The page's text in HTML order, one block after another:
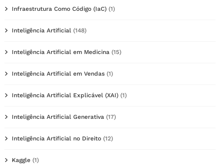
Infraestrutura Como Código (IaC) (1)
Inteligência Artificial (148)
Inteligência Artificial em Medicina (15)
Inteligência Artificial em Vendas (1)
Inteligência Artificial Explicável (XAI) (1)
Inteligência Artificial Generativa (17)
Inteligência Artificial no Direito (12)
Kaggle (1)